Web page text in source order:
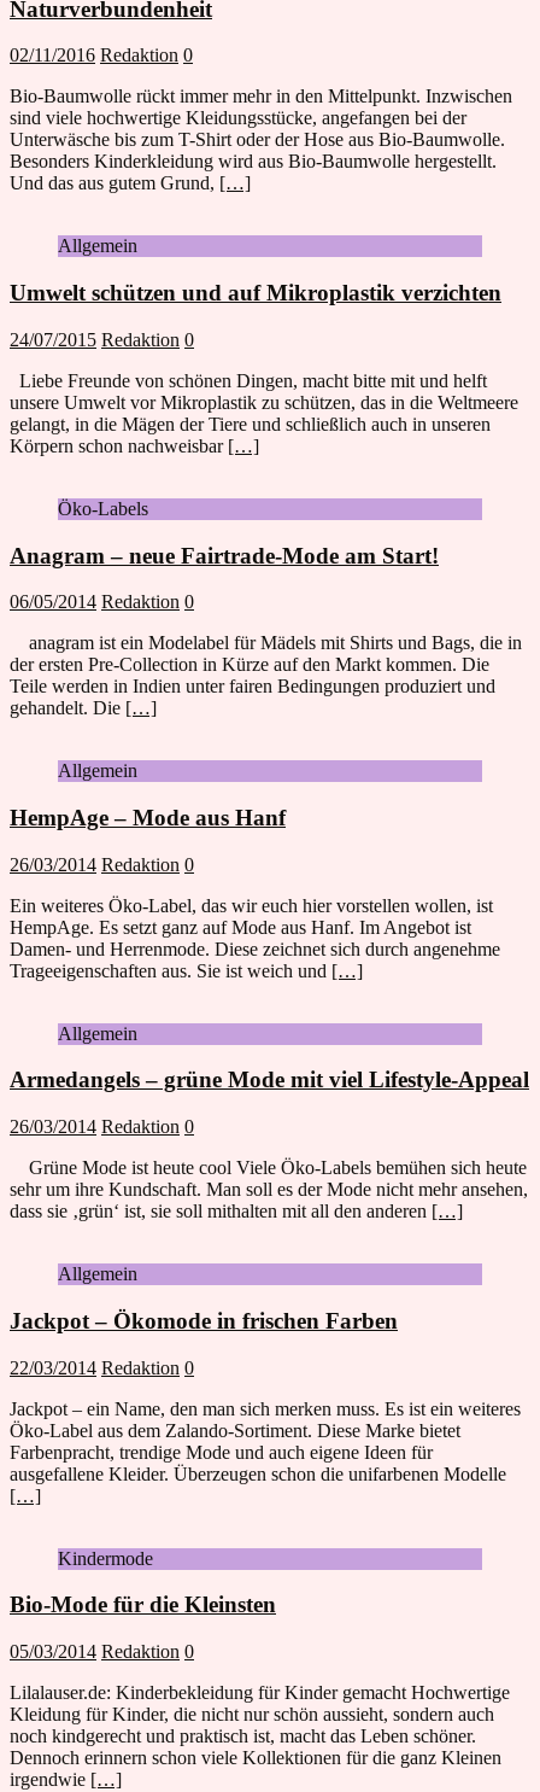
Naturverbundenheit
02/11/2016 Redaktion 0
Bio-Baumwolle rückt immer mehr in den Mittelpunkt. Inzwischen
sind viele hochwertige Kleidungsstücke, angefangen bei der
Unterwäsche bis zum T-Shirt oder der Hose aus Bio-Baumwolle.
Besonders Kinderkleidung wird aus Bio-Baumwolle hergestellt.
Und das aus gutem Grund, […]
Allgemein
Umwelt schützen und auf Mikroplastik verzichten
24/07/2015 Redaktion 0
Liebe Freunde von schönen Dingen, macht bitte mit und helft
unsere Umwelt vor Mikroplastik zu schützen, das in die Weltmeere
gelangt, in die Mägen der Tiere und schließlich auch in unseren
Körpern schon nachweisbar […]
Öko-Labels
Anagram – neue Fairtrade-Mode am Start!
06/05/2014 Redaktion 0
anagram ist ein Modelabel für Mädels mit Shirts und Bags, die in
der ersten Pre-Collection in Kürze auf den Markt kommen. Die
Teile werden in Indien unter fairen Bedingungen produziert und
gehandelt. Die […]
Allgemein
HempAge – Mode aus Hanf
26/03/2014 Redaktion 0
Ein weiteres Öko-Label, das wir euch hier vorstellen wollen, ist
HempAge. Es setzt ganz auf Mode aus Hanf. Im Angebot ist
Damen- und Herrenmode. Diese zeichnet sich durch angenehme
Trageeigenschaften aus. Sie ist weich und […]
Allgemein
Armedangels – grüne Mode mit viel Lifestyle-Appeal
26/03/2014 Redaktion 0
Grüne Mode ist heute cool Viele Öko-Labels bemühen sich heute
sehr um ihre Kundschaft. Man soll es der Mode nicht mehr ansehen,
dass sie ‚grün‘ ist, sie soll mithalten mit all den anderen […]
Allgemein
Jackpot – Ökomode in frischen Farben
22/03/2014 Redaktion 0
Jackpot – ein Name, den man sich merken muss. Es ist ein weiteres
Öko-Label aus dem Zalando-Sortiment. Diese Marke bietet
Farbenpracht, trendige Mode und auch eigene Ideen für
ausgefallene Kleider. Überzeugen schon die unifarbenen Modelle
[…]
Kindermode
Bio-Mode für die Kleinsten
05/03/2014 Redaktion 0
Lilalauser.de: Kinderbekleidung für Kinder gemacht Hochwertige
Kleidung für Kinder, die nicht nur schön aussieht, sondern auch
noch kindgerecht und praktisch ist, macht das Leben schöner.
Dennoch erinnern schon viele Kollektionen für die ganz Kleinen
irgendwie […]